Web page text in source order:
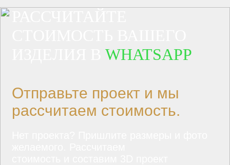
ИЗДЕЛИЯ ВWHATSAPP
Отправьте проект и мы
рассчитаем стоимость.